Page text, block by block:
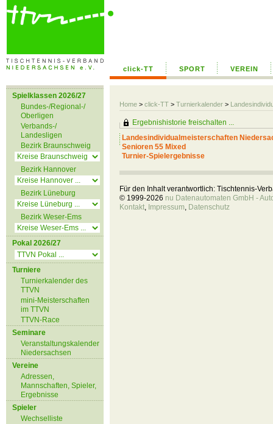
click-TT SPORT VEREIN
Home > click-TT > Turnierkalender >
Spielklassen 2026/27
Bundes-/Regional-/
Oberligen
Verbands-/
Landesligen
Bezirk Braunschweig
Bezirk Hannover
Bezirk Lüneburg
Bezirk Weser-Ems
Pokal 2026/27
Turniere
Turnierkalender des
TTVN
mini-Meisterschaften
im TTVN
TTVN-Race
Seminare
Veranstaltungskalender
Niedersachsen
Vereine
Adressen,
Mannschaften, Spieler,
Ergebnisse
Spieler
Wechselliste
Ergebnishistorie freischalten ...
Landesindividualmeisterschaften
Senioren 55 Mixed
Turnier-Spielergebnisse
Für den Inhalt verantwortlich: Tischtennis-
© 1999-2026 nu Datenautomaten GmbH -
Kontakt, Impressum, Datenschutz